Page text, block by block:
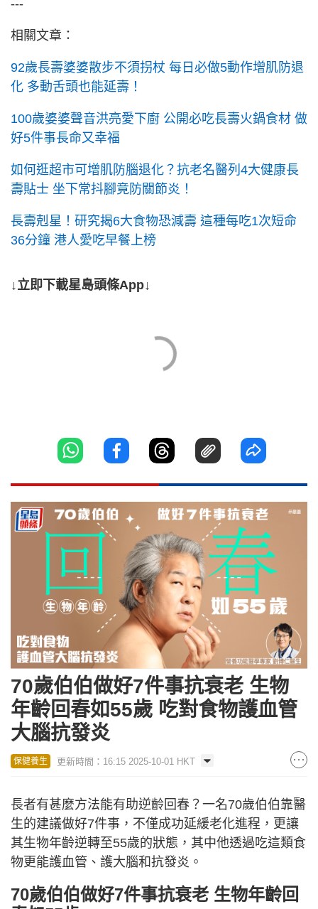
---
相關文章：
92歲長壽婆婆散步不須拐杖 每日必做5動作增肌防退
化 多動舌頭也能延壽！
100歲婆婆聲音洪亮愛下廚 公開必吃長壽火鍋食材 做
好5件事長命又幸福
如何逛超市可增肌防腦退化？抗老名醫列4大健康長
壽貼士 坐下常抖腳竟防關節炎！
長壽剋星！研究揭6大食物恐減壽 這種每吃1次短命
36分鐘 港人愛吃早餐上榜
↓立即下載星島頭條App↓
70歲伯伯做好7件事抗衰老 生物
年齡回春如55歲 吃對食物護血管
大腦抗發炎
保健養生 更新時間：16:15 2025-10-01 HKT
長者有甚麼方法能有助逆齡回春？一名70歲伯伯靠醫
生的建議做好7件事，不僅成功延緩老化進程，更讓
其生物年齡逆轉至55歲的狀態，其中他透過吃這類食
物更能護血管、護大腦和抗發炎。
70歲伯伯做好7件事抗衰老 生物年齡回